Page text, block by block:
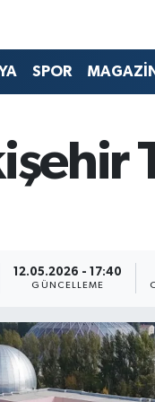
SPOR MAGAZİN
12.05.2026 - 17:40
GÜNCELLEME